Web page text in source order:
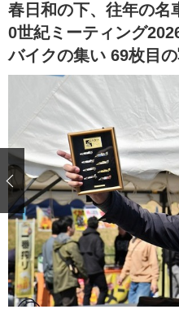
東海
中国
九州
注目の記事
ショップレポート
自動車豆知識
鈑金・塗装
ディテイリング
ディテイリング
ヘッドライト磨き
フィルム・ラッピング
鈑金・塗装
小キズ直し
特集記事
ストップ 不具合修理＆粗悪修理
ショップ紹介
ショップレポート
レストア
春日和の下、往年の
0世紀ミーティング
バイクの集い 69枚目